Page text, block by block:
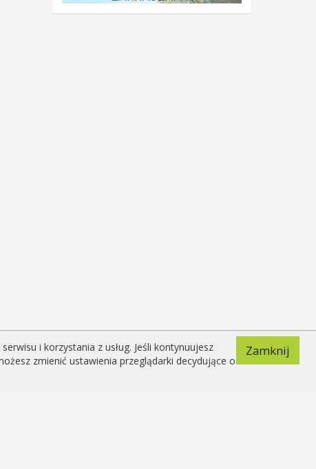
i korzystania z usług. Jeśli kontynuujesz
zmienić ustawienia przeglądarki decydujące o
Zamknij